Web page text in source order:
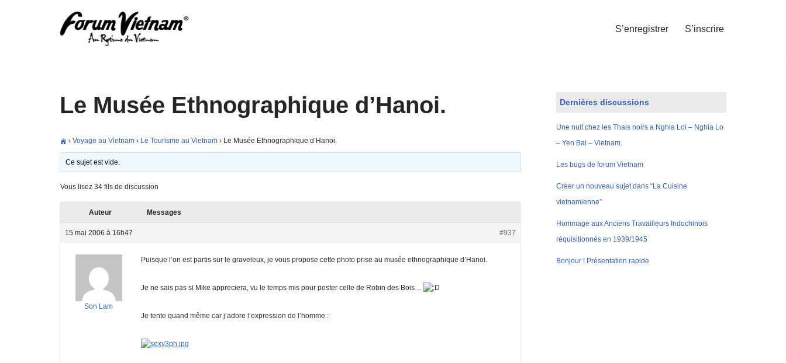
S’enregistrer S’inscrire
Le Musée Ethnographique d’Hanoi.
› Voyage au Vietnam › Le Tourisme au Vietnam › Le Musée Ethnographique d’Hanoi.
Ce sujet est vide.
Vous lisez 34 fils de discussion
Auteur Messages
15 mai 2006 à 16h47 #937
Son Lam
Puisque l’on est partis sur le graveleux, je vous propose cette photo prise au musée ethnographique d’Hanoi.
Je ne sais pas si Mike appreciera, vu le temps mis pour poster celle de Robin des Bois…
Je tente quand même car j’adore l’expression de l’homme :
Dernières discussions
Une nuit chez les Thais noirs a Nghia Loi – Nghia Lo
– Yen Bai – Vietnam.
Les bugs de forum Vietnam
Créer un nouveau sujet dans “La Cuisine
vietnamienne”
Hommage aux Anciens Travailleurs Indochinois
réquisitionnés en 1939/1945
Bonjour ! Présentation rapide